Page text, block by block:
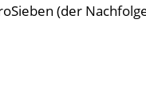
(der